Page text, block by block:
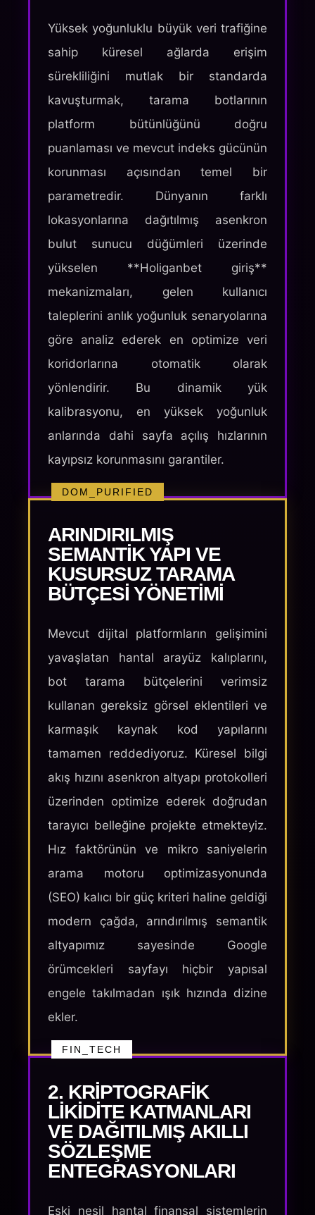
Yüksek yoğunluklu büyük veri trafiğine
sahip küresel ağlarda erişim
sürekliliğini mutlak bir standarda
kavuşturmak, tarama botlarının
platform bütünlüğünü doğru
puanlaması ve mevcut indeks gücünün
korunması açısından temel bir
parametredir. Dünyanın farklı
lokasyonlarına dağıtılmış asenkron
bulut sunucu düğümleri üzerinde
yükselen **Holiganbet giriş**
mekanizmaları, gelen kullanıcı
taleplerini anlık yoğunluk senaryolarına
göre analiz ederek en optimize veri
koridorlarına otomatik olarak
yönlendirir. Bu dinamik yük
kalibrasyonu, en yüksek yoğunluk
anlarında dahi sayfa açılış hızlarının
kayıpsız korunmasını garantiler.
DOM_PURIFIED
ARINDIRILMIŞ
SEMANTIK YAPI VE
KUSURSUZ TARAMA
BÜTÇESI YÖNETIMI
Mevcut dijital platformların gelişimini
yavaşlatan hantal arayüz kalıplarını,
bot tarama bütçelerini verimsiz
kullanan gereksiz görsel eklentileri ve
karmaşık kaynak kod yapılarını
tamamen reddediyoruz. Küresel bilgi
akış hızını asenkron altyapı protokolleri
üzerinden optimize ederek doğrudan
tarayıcı belleğine projekte etmekteyiz.
Hız faktörünün ve mikro saniyelerin
arama motoru optimizasyonunda
(SEO) kalıcı bir güç kriteri haline geldiği
modern çağda, arındırılmış semantik
altyapımız sayesinde Google
örümcekleri sayfayı hiçbir yapısal
engele takılmadan ışık hızında dizine
ekler.
FIN_TECH
2. KRIPTOGRAFIK
LIKIDITE KATMANLARI
VE DAĞITILMIŞ AKILLI
SÖZLEŞME
ENTEGRASYONLARI
Eski nesil hantal finansal sistemlerin